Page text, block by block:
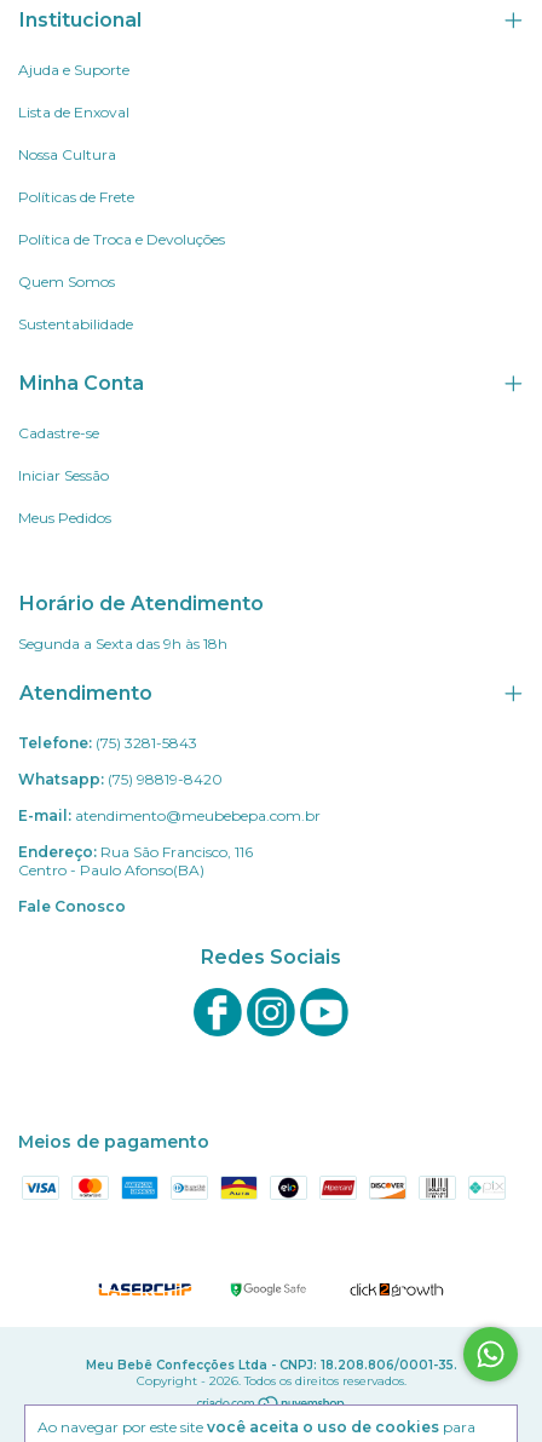
Ao navegar por este site você aceita o uso de cookies para
Institucional
Ajuda e Suporte
Lista de Enxoval
Nossa Cultura
Políticas de Frete
Política de Troca e Devoluções
Quem Somos
Sustentabilidade
Minha Conta
Cadastre-se
Iniciar Sessão
Meus Pedidos
Horário de Atendimento
Segunda a Sexta das 9h às 18h
Atendimento
Telefone: (75) 3281-5843
Whatsapp: (75) 98819-8420
E-mail: atendimento@meubebepa.com.br
Endereço: Rua São Francisco, 116
Centro - Paulo Afonso(BA)
Fale Conosco
Redes Sociais
Meios de pagamento
Meu Bebê Confecções Ltda - CNPJ: 18.208.806/0001-35.
Copyright - 2026. Todos os direitos reservados.